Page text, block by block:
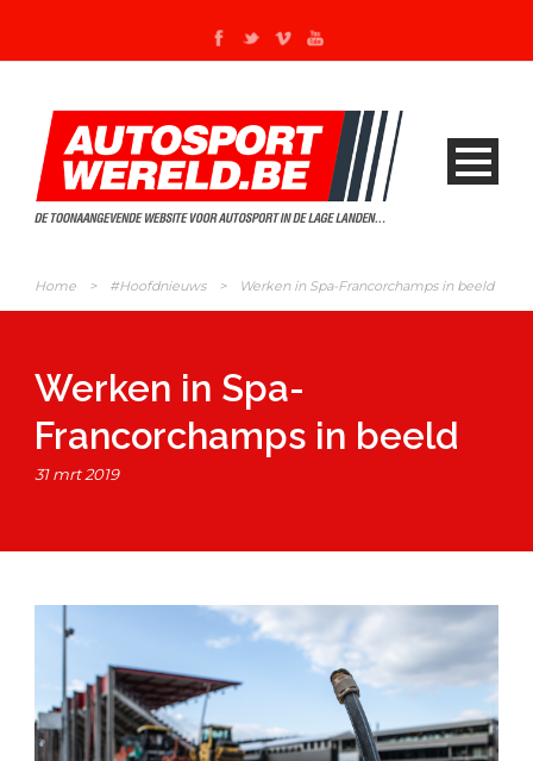
Home > #Hoofdnieuws > Werken in Spa-Francorchamps in beeld
Werken in Spa-
Francorchamps in beeld
31 mrt 2019